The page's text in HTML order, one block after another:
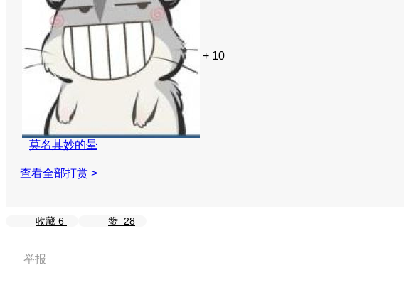
莫名其妙的晕
+ 10
查看全部打赏 >
收藏 6 赞 28
举报